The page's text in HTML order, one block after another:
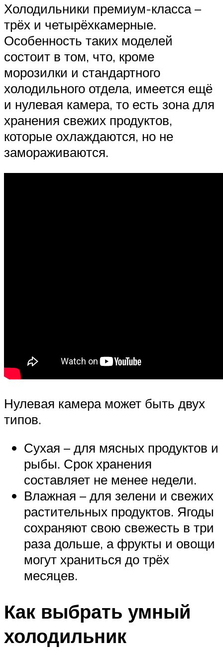
Холодильники премиум-класса –
трёх и четырёхкамерные.
Особенность таких моделей
состоит в том, что, кроме
морозилки и стандартного
холодильного отдела, имеется ещё
и нулевая камера, то есть зона для
хранения свежих продуктов,
которые охлаждаются, но не
замораживаются.
Нулевая камера может быть двух
типов.
Сухая – для мясных продуктов и
рыбы. Срок хранения
составляет не менее недели.
Влажная – для зелени и свежих
растительных продуктов. Ягоды
сохраняют свою свежесть в три
раза дольше, а фрукты и овощи
могут храниться до трёх
месяцев.
Как выбрать умный
холодильник